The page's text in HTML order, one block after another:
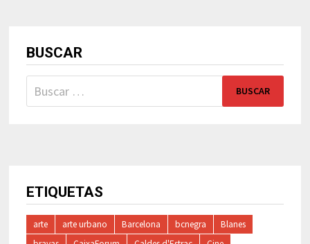
BUSCAR
Buscar:
ETIQUETAS
arte arte urbano Barcelona bcnegra
Blanes